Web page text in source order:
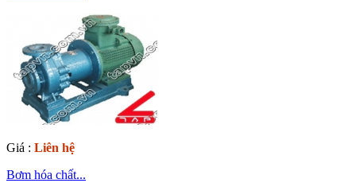
Giá : Liên hệ
Bơm hóa chất...